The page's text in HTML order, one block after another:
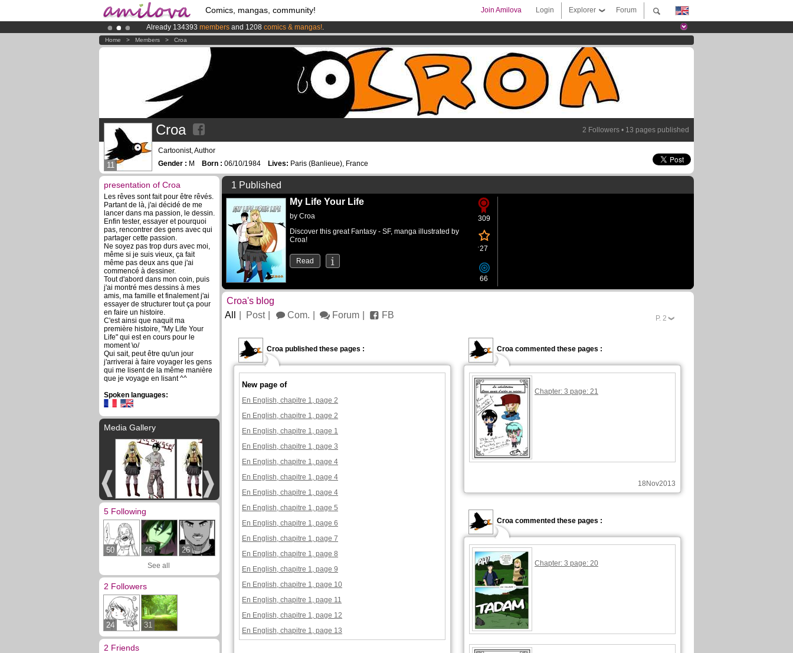
Comics, mangas, community! Forum
Explorer
Login
Join Amilova
Already 134393 members and 1208 comics & mangas!.
Premium membership from3.95 eurosper month !Get membership now
Home > Members > Croa
2 Followers • 13 pages published
11
Croa
Cartoonist, Author
Gender : M Born : 06/10/1984 Lives: Paris (Banlieue), France
presentation of Croa
Les rêves sont fait pour être rêvés.
Partant de là, j'ai décidé de me
lancer dans ma passion, le dessin.
Enfin tester, essayer et pourquoi
pas, rencontrer des gens avec qui
partager cette passion.
Ne soyez pas trop durs avec moi,
même si je suis vieux, ça fait
même pas deux ans que j'ai
commencé à dessiner.
Tout d'abord dans mon coin, puis
j'ai montré mes dessins à mes
amis, ma famille et finalement j'ai
essayer de structurer tout ça pour
en faire un histoire.
C'est ainsi que naquit ma
première histoire, "My Life Your
Life" qui est en cours pour le
moment \o/
Qui sait, peut être qu'un jour
j'arriverai à faire voyager les gens
qui me lisent de la même manière
que je voyage en lisant ^^
Spoken languages:
Media Gallery
5 Following
50 46 26
See all
2 Followers
24 31
2 Friends
1 Published
309
27
66
My Life Your Life
by Croa
Discover this great Fantasy - SF, manga illustrated by
Croa!
Read
Croa's blog
P. 2
All Post Com. Forum FB
Croa published these pages :
New page of
En English, chapitre 1, page 2
En English, chapitre 1, page 2
En English, chapitre 1, page 1
En English, chapitre 1, page 3
En English, chapitre 1, page 4
En English, chapitre 1, page 4
En English, chapitre 1, page 4
En English, chapitre 1, page 5
En English, chapitre 1, page 6
En English, chapitre 1, page 7
En English, chapitre 1, page 8
En English, chapitre 1, page 9
En English, chapitre 1, page 10
En English, chapitre 1, page 11
En English, chapitre 1, page 12
En English, chapitre 1, page 13
Croa commented these pages :
Chapter: 3 page: 21
18Nov2013
Croa commented these pages :
Chapter: 3 page: 20